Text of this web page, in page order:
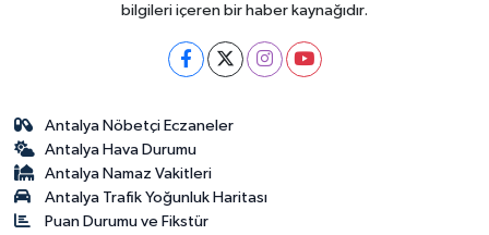
bilgileri içeren bir haber kaynağıdır.
Antalya Nöbetçi Eczaneler
Antalya Hava Durumu
Antalya Namaz Vakitleri
Antalya Trafik Yoğunluk Haritası
Puan Durumu ve Fikstür